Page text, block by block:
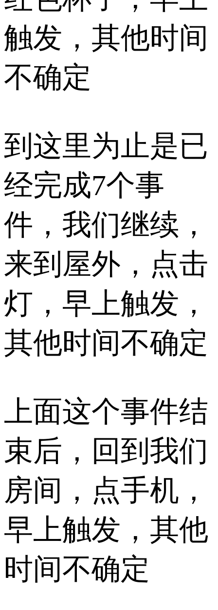
触发，其他时间
不确定
到这里为止是已
经完成7个事
件，我们继续，
来到屋外，点击
灯，早上触发，
其他时间不确定
上面这个事件结
束后，回到我们
房间，点手机，
早上触发，其他
时间不确定